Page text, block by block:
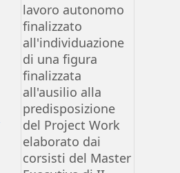
lavoro autonomo
finalizzato
all'individuazione
di una figura
finalizzata
all'ausilio alla
predisposizione
del Project Work
elaborato dai
corsisti del Master